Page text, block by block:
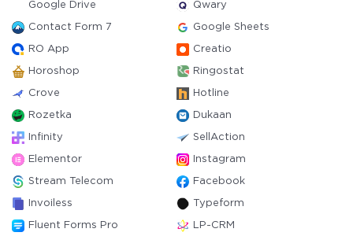
Google Drive Qwary
Contact Form 7 Google Sheets
RO App Creatio
Horoshop Ringostat
Crove Hotline
Rozetka Dukaan
Infinity SellAction
Elementor Instagram
Stream Telecom Facebook
Invoiless Typeform
Fluent Forms Pro LP-CRM